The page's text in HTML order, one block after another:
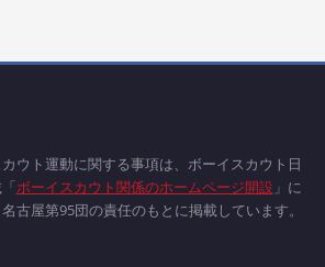
ウト運動に関する事項は、ボーイスカウト日
ボーイスカウト関係のホームページ開設」に
古屋第95団の責任のもとに掲載しています。